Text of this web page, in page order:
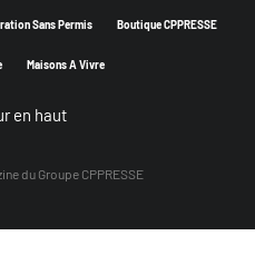
Sans Permis Boutique CPPRESSE
Maisons A Vivre
en haut
du Groupe CPPRESSE